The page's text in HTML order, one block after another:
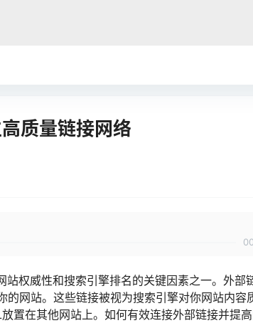
质量链接网络
权威性和搜索引擎排名的关键因素之一。外部
网站。这些链接被视为搜索引擎对你网站内容
置在其他网站上。如何有效连接外部链接并提